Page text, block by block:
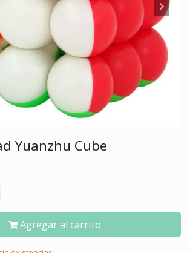
Yuanzhu Cube
Agregar al carrito